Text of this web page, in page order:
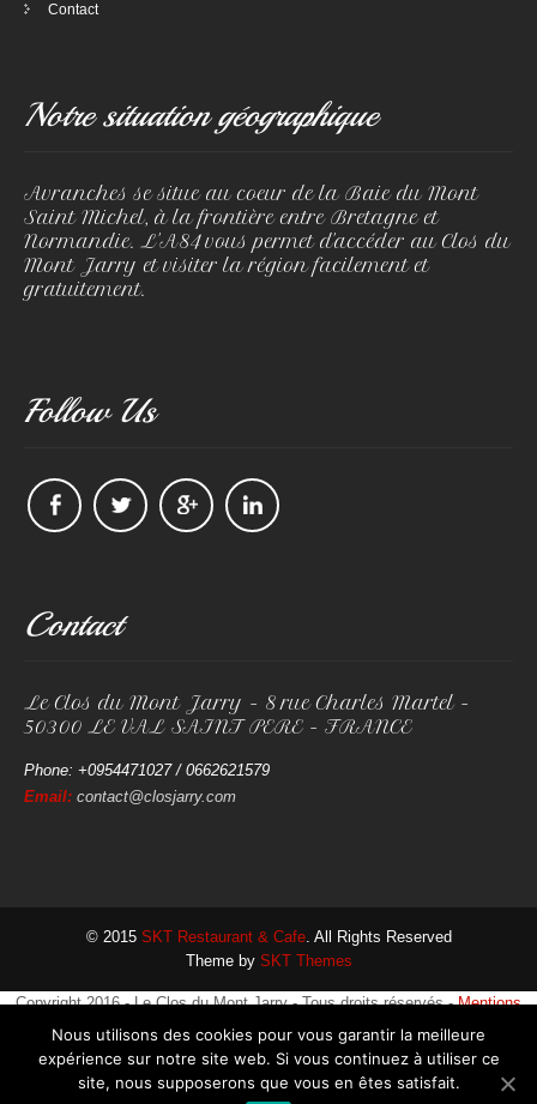
Contact
Notre situation géographique
Avranches se situe au coeur de la Baie du Mont
Saint Michel, à la frontière entre Bretagne et
Normandie. L'A84 vous permet d'accéder au Clos du
Mont Jarry et visiter la région facilement et
gratuitement.
Follow Us
Contact
Le Clos du Mont Jarry - 8 rue Charles Martel -
50300 LE VAL SAINT PERE - FRANCE
Phone: +0954471027 / 0662621579
Email: contact@closjarry.com
© 2015 SKT Restaurant & Cafe. All Rights Reserved
Theme by SKT Themes
Copyright 2016 - Le Clos du Mont Jarry - Tous droits réservés -Mentions
Nous utilisons des cookies pour vous garantir la meilleure
expérience sur notre site web. Si vous continuez à utiliser ce
site, nous supposerons que vous en êtes satisfait.